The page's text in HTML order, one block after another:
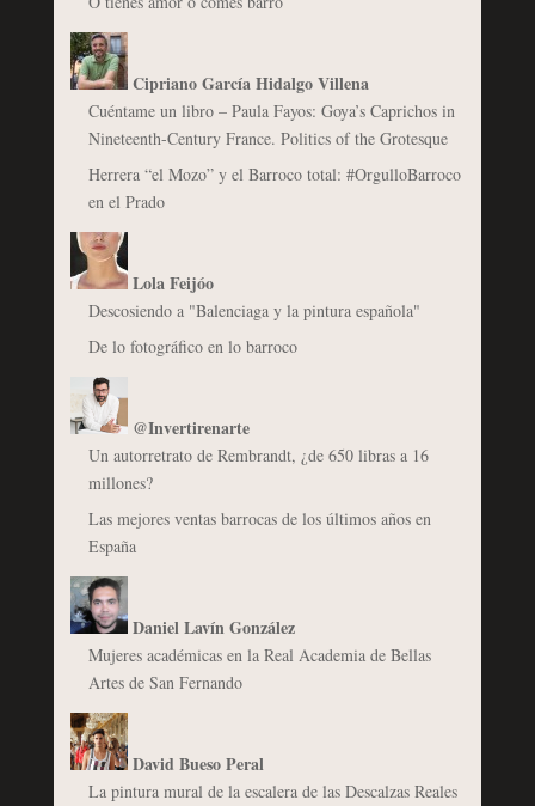
Cipriano García Hidalgo Villena
Cuéntame un libro – Paula Fayos: Goya’s Caprichos in
Nineteenth-Century France. Politics of the Grotesque
Herrera “el Mozo” y el Barroco total: #OrgulloBarroco
en el Prado
Lola Feijóo
Descosiendo a "Balenciaga y la pintura española"
De lo fotográfico en lo barroco
@Invertirenarte
Un autorretrato de Rembrandt, ¿de 650 libras a 16
millones?
Las mejores ventas barrocas de los últimos años en
España
Daniel Lavín González
Mujeres académicas en la Real Academia de Bellas
Artes de San Fernando
David Bueso Peral
La pintura mural de la escalera de las Descalzas Reales